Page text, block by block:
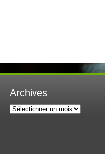
Archives
Archives